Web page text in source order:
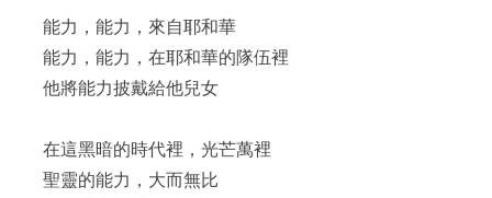
能力，能力，來自耶和華
能力，能力，在耶和華的隊伍裡
他將能力披戴給他兒女
在這黑暗的時代裡，光芒萬裡
聖靈的能力，大而無比